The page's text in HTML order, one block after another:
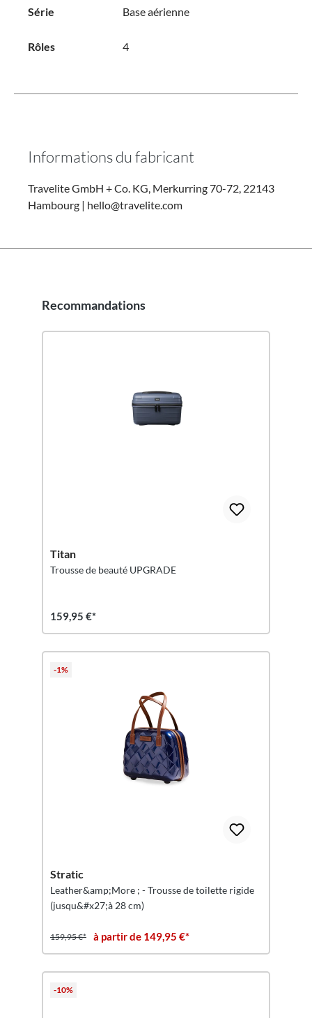
Série Base aérienne
Rôles 4
Informations du fabricant
Travelite GmbH + Co. KG, Merkurring 70-72, 22143
Hambourg | hello@travelite.com
Ignorer la galerie de produits
Recommandations
Titan
Trousse de beauté UPGRADE
159,95 €*
-1%
Stratic
Leather&amp;More ; - Trousse de toilette rigide
(jusqu&#x27;à 28 cm)
159,95 €* à partir de 149,95 €*
-10%